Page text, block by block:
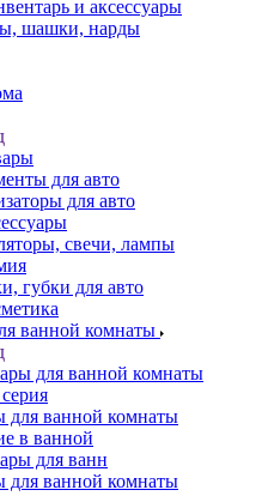
и аксессуары
шашки, нарды
для авто
для авто
свечи, лампы
губки для авто
ванной комнаты
для ванной комнаты
для ванной комнаты
в ванной
для ванн
для ванной комнаты